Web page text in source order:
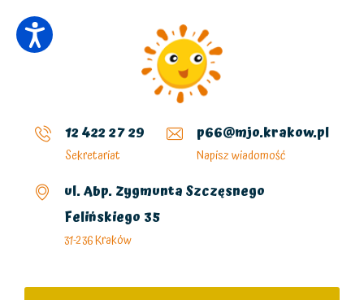
12 422 27 29
Sekretariat
p66@mjo.krakow.pl
Napisz wiadomość
ul. Abp. Zygmunta Szczęsnego
Felińskiego 35
31-236 Kraków